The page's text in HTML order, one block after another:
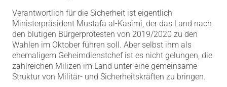
Verantwortlich für die Sicherheit ist eigentlich
Ministerpräsident Mustafa al-Kasimi, der das Land nach
den blutigen Bürgerprotesten von 2019/2020 zu den
Wahlen im Oktober führen soll. Aber selbst ihm als
ehemaligem Geheimdienstchef ist es nicht gelungen, die
zahlreichen Milizen im Land unter eine gemeinsame
Struktur von Militär- und Sicherheitskräften zu bringen.